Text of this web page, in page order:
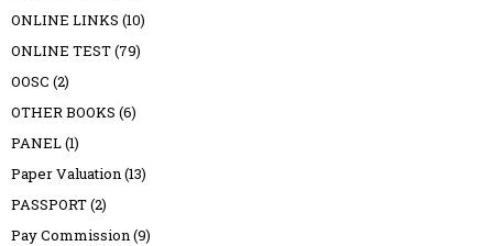
ONLINE LINKS (10)
ONLINE TEST(79)
OOSC (2)
OTHER BOOKS (6)
PANEL(1)
Paper Valuation(13)
PASSPORT(2)
Pay Commission(9)